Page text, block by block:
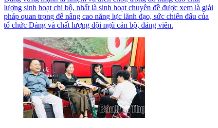
lượng sinh hoạt chi bộ, nhất là sinh hoạt chuyên đề được xem là giải
pháp quan trọng để nâng cao năng lực lãnh đạo, sức chiến đấu của
tổ chức Đảng và chất lượng đội ngũ cán bộ, đảng viên.